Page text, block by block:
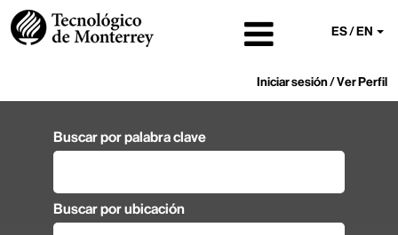
ES / EN
Iniciar sesión / Ver Perfil
Buscar por palabra clave
Buscar por ubicación